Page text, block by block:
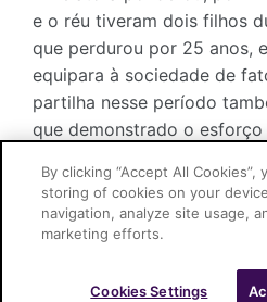
e o réu tiveram dois filhos
que perdurou por 25 anos,
equipara à sociedade de
partilha nesse período
que demonstrado o
metade dos bens.
By clicking “Accept All Cookies”,
storing of cookies on your
navigation, analyze site usage,
marketing efforts.
Cookies Settings